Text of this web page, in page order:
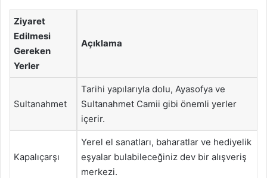
Ziyaret
Edilmesi
Gereken
Yerler
Açıklama
Sultanahmet
Tarihi yapılarıyla dolu, Ayasofya ve
Sultanahmet Camii gibi önemli yerler
içerir.
Kapalıçarşı
Yerel el sanatları, baharatlar ve hediyelik
eşyalar bulabileceğiniz dev bir alışveriş
merkezi.